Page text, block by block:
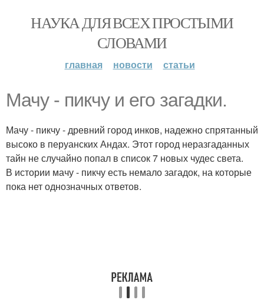
НАУКА ДЛЯ ВСЕХ ПРОСТЫМИ
СЛОВАМИ
главная новости статьи
Мачу - пикчу и его загадки.
Мачу - пикчу - древний город инков, надежно спрятанный
высоко в перуанских Андах. Этот город неразгаданных
тайн не случайно попал в список 7 новых чудес света.
В истории мачу - пикчу есть немало загадок, на которые
пока нет однозначных ответов.